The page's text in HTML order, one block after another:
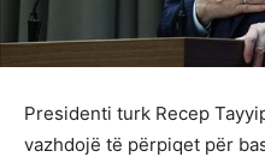
Presidenti turk Recep
vazhdojë të përpiqet për